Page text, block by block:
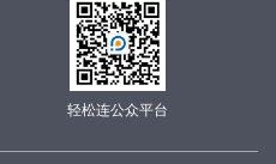
轻松连公众平台